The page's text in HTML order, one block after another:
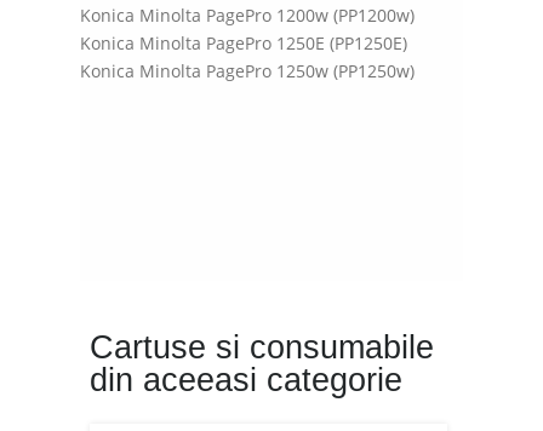
Konica Minolta PagePro 1200w (PP1200w)
Konica Minolta PagePro 1250E (PP1250E)
Konica Minolta PagePro 1250w (PP1250w)
Cartuse si consumabile
din aceeasi categorie